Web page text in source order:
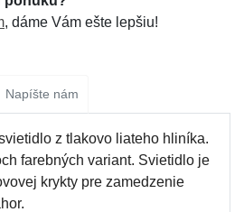
, dáme Vám ešte lepšiu!
Napíšte nám
z tlakovo liateho hliníka.
farebných variant. Svietidlo je
krykty pre zamedzenie